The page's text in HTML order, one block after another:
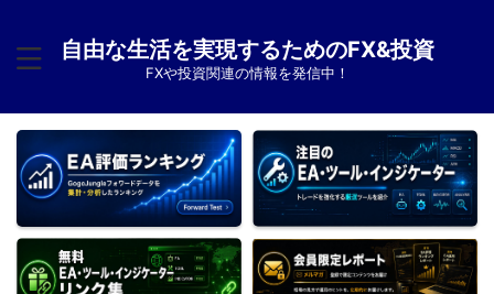
自由な生活を実現するためのFX&投資
FXや投資関連の情報を発信中！